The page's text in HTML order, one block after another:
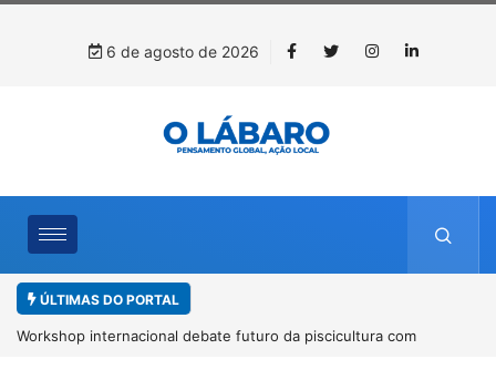
6 de agosto de 2026
ÚLTIMAS DO PORTAL
Workshop internacional debate futuro da piscicultura com